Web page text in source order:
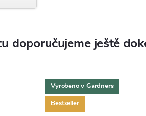
doporučujeme ještě
Vyrobeno v Gardners
Bestseller